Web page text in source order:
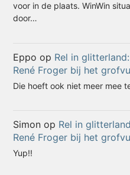
voor in de plaats. WinWin
door…
Eppo op Rel in
René Froger bij het
Die hoeft ook niet meer mee
Simon op Rel in
René Froger bij het
Yup!!